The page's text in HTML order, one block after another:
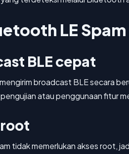
LE Spam
BLE cepat
broadcast BLE secara
atau penggunaan fitur
tidak memerlukan akses root,